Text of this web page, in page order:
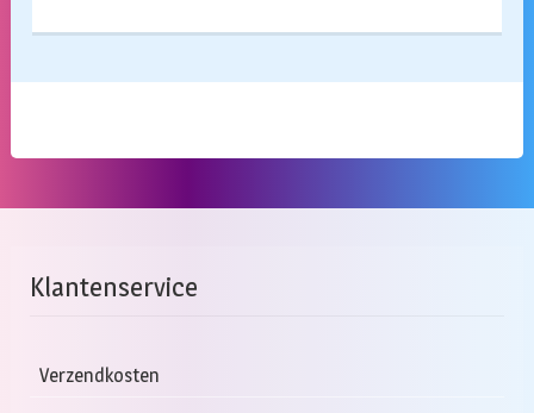
Klantenservice
Verzendkosten